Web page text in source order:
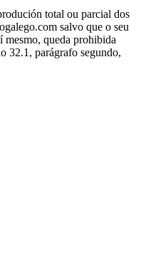
total ou parcial dos
salvo que o seu
mesmo, queda prohibida
32.1, parágrafo segundo,